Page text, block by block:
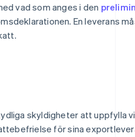
vad som anges i den
En leverans
skyldigheter att uppfylla
för sina